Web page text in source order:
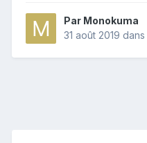
Par Monokuma
31 août 2019 dans